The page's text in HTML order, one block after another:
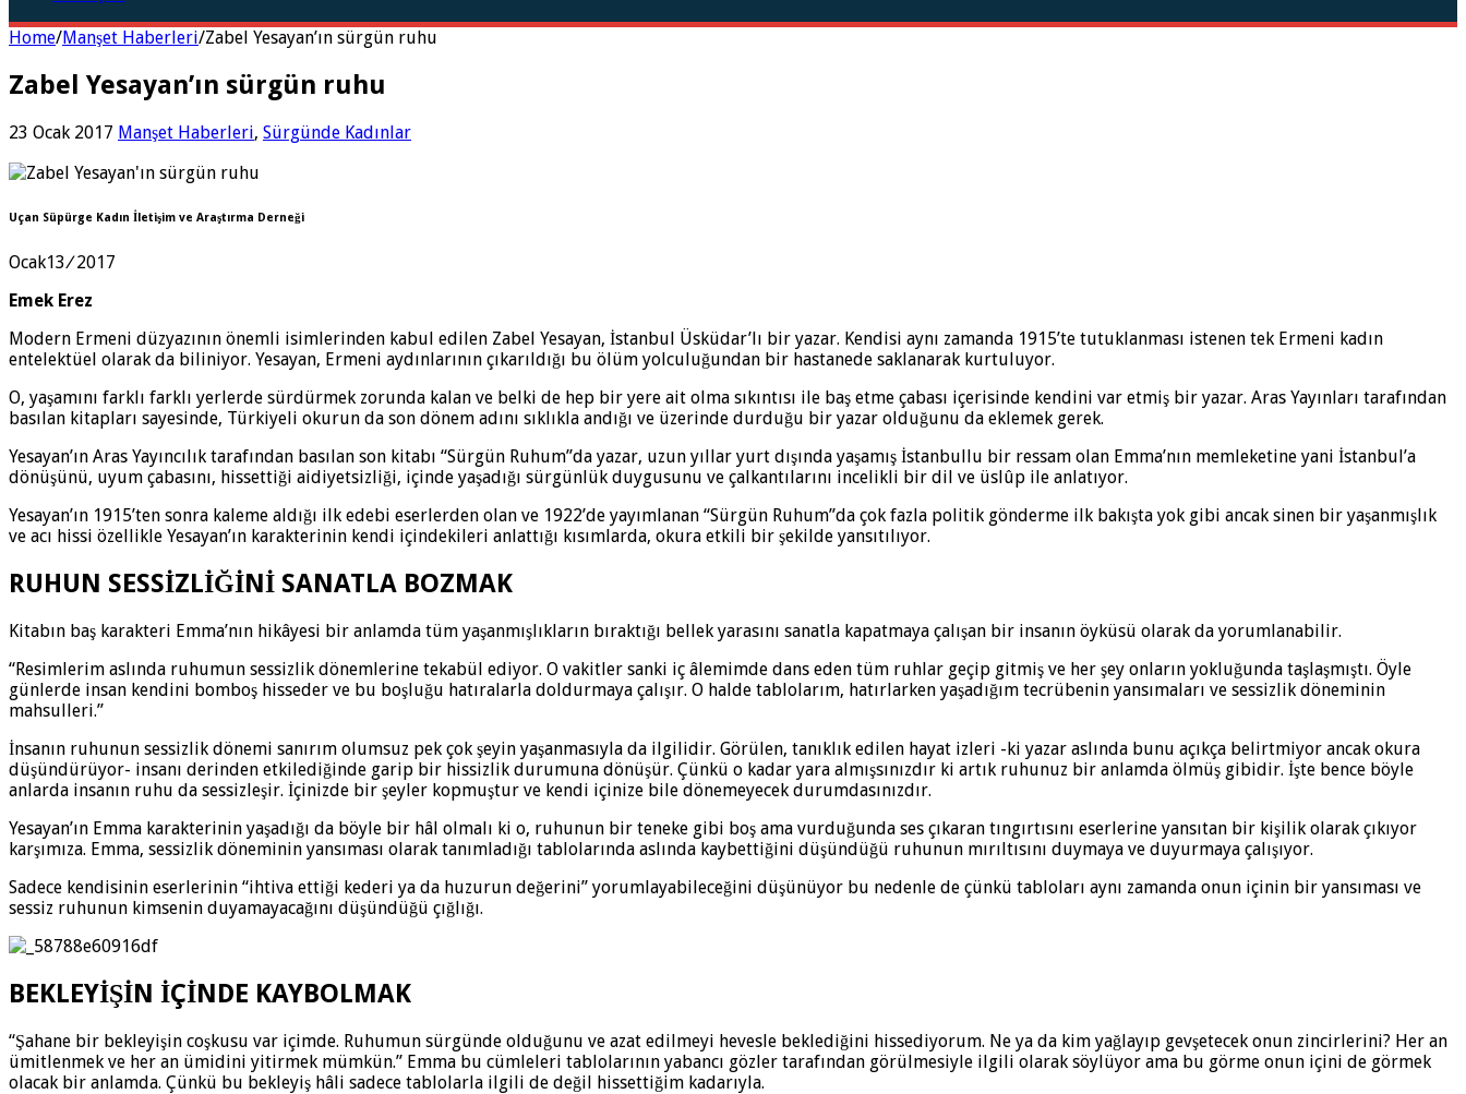
Home/Manşet Haberleri/Zabel Yesayan’ın sürgün ruhu
Zabel Yesayan’ın sürgün ruhu
23 Ocak 2017 Manşet Haberleri, Sürgünde Kadınlar
Uçan Süpürge Kadın İletişim ve Araştırma Derneği
Ocak13/2017
Emek Erez
Modern Ermeni düzyazının önemli isimlerinden kabul edilen Zabel Yesayan, İstanbul Üsküdar’lı bir yazar. Kendisi aynı zamanda 1915’te tutuklanması istenen tek Ermeni kadın
entelektüel olarak da biliniyor. Yesayan, Ermeni aydınlarının çıkarıldığı bu ölüm yolculuğundan bir hastanede saklanarak kurtuluyor.
O, yaşamını farklı farklı yerlerde sürdürmek zorunda kalan ve belki de hep bir yere ait olma sıkıntısı ile baş etme çabası içerisinde kendini var etmiş bir yazar. Aras Yayınları tarafından
basılan kitapları sayesinde, Türkiyeli okurun da son dönem adını sıklıkla andığı ve üzerinde durduğu bir yazar olduğunu da eklemek gerek.
Yesayan’ın Aras Yayıncılık tarafından basılan son kitabı “Sürgün Ruhum”da yazar, uzun yıllar yurt dışında yaşamış İstanbullu bir ressam olan Emma’nın memleketine yani İstanbul’a
dönüşünü, uyum çabasını, hissettiği aidiyetsizliği, içinde yaşadığı sürgünlük duygusunu ve çalkantılarını incelikli bir dil ve üslûp ile anlatıyor.
Yesayan’ın 1915’ten sonra kaleme aldığı ilk edebi eserlerden olan ve 1922’de yayımlanan “Sürgün Ruhum”da çok fazla politik gönderme ilk bakışta yok gibi ancak sinen bir yaşanmışlık
ve acı hissi özellikle Yesayan’ın karakterinin kendi içindekileri anlattığı kısımlarda, okura etkili bir şekilde yansıtılıyor.
RUHUN SESSİZLİĞİNİ SANATLA BOZMAK
Kitabın baş karakteri Emma’nın hikâyesi bir anlamda tüm yaşanmışlıkların bıraktığı bellek yarasını sanatla kapatmaya çalışan bir insanın öyküsü olarak da yorumlanabilir.
“Resimlerim aslında ruhumun sessizlik dönemlerine tekabül ediyor. O vakitler sanki iç âlemimde dans eden tüm ruhlar geçip gitmiş ve her şey onların yokluğunda taşlaşmıştı. Öyle
günlerde insan kendini bomboş hisseder ve bu boşluğu hatıralarla doldurmaya çalışır. O halde tablolarım, hatırlarken yaşadığım tecrübenin yansımaları ve sessizlik döneminin
mahsulleri.”
İnsanın ruhunun sessizlik dönemi sanırım olumsuz pek çok şeyin yaşanmasıyla da ilgilidir. Görülen, tanıklık edilen hayat izleri -ki yazar aslında bunu açıkça belirtmiyor ancak okura
düşündürüyor- insanı derinden etkilediğinde garip bir hissizlik durumuna dönüşür. Çünkü o kadar yara almışsınızdır ki artık ruhunuz bir anlamda ölmüş gibidir. İşte bence böyle
anlarda insanın ruhu da sessizleşir. İçinizde bir şeyler kopmuştur ve kendi içinize bile dönemeyecek durumdasınızdır.
Yesayan’ın Emma karakterinin yaşadığı da böyle bir hâl olmalı ki o, ruhunun bir teneke gibi boş ama vurduğunda ses çıkaran tıngırtısını eserlerine yansıtan bir kişilik olarak çıkıyor
karşımıza. Emma, sessizlik döneminin yansıması olarak tanımladığı tablolarında aslında kaybettiğini düşündüğü ruhunun mırıltısını duymaya ve duyurmaya çalışıyor.
Sadece kendisinin eserlerinin “ihtiva ettiği kederi ya da huzurun değerini” yorumlayabileceğini düşünüyor bu nedenle de çünkü tabloları aynı zamanda onun içinin bir yansıması ve
sessiz ruhunun kimsenin duyamayacağını düşündüğü çığlığı.
BEKLEYİŞİN İÇİNDE KAYBOLMAK
“Şahane bir bekleyişin coşkusu var içimde. Ruhumun sürgünde olduğunu ve azat edilmeyi hevesle beklediğini hissediyorum. Ne ya da kim yağlayıp gevşetecek onun zincirlerini? Her an
ümitlenmek ve her an ümidini yitirmek mümkün.” Emma bu cümleleri tablolarının yabancı gözler tarafından görülmesiyle ilgili olarak söylüyor ama bu görme onun içini de görmek
olacak bir anlamda. Çünkü bu bekleyiş hâli sadece tablolarla ilgili de değil hissettiğim kadarıyla.